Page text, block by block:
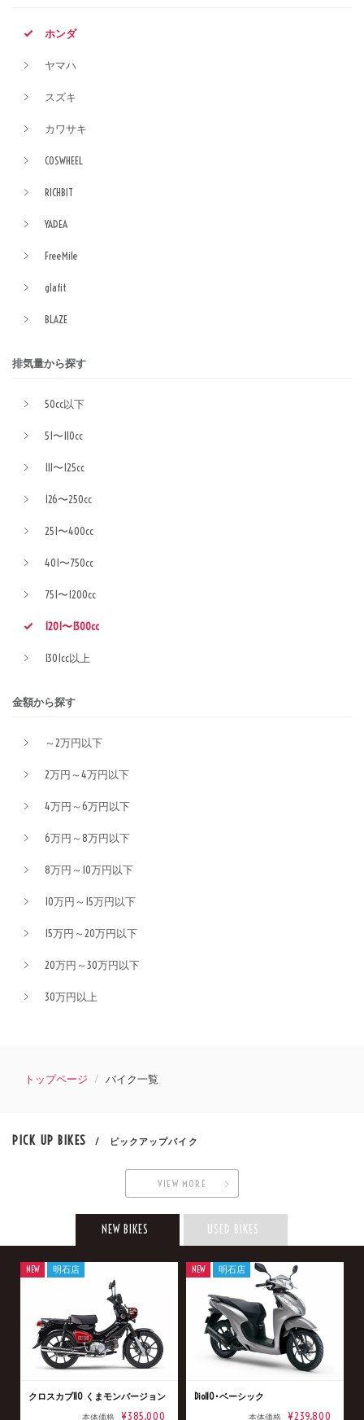
ホンダ
ヤマハ
スズキ
カワサキ
COSWHEEL
RICHBIT
YADEA
FreeMile
glafit
BLAZE
排気量から探す
50cc以下
51〜110cc
111〜125cc
126〜250cc
251〜400cc
401〜750cc
751〜1200cc
1201〜1300cc
1301cc以上
金額から探す
～2万円以下
2万円～4万円以下
4万円～6万円以下
6万円～8万円以下
8万円～10万円以下
10万円～15万円以下
15万円～20万円以下
20万円～30万円以下
30万円以上
トップページ バイク一覧
PICK UP BIKES / ピックアップバイク
VIEW MORE
NEW BIKES USED BIKES
クロスカブ110 くまモンバージョン
本体価格 ¥385,000
NEW 明石店
Dio110･ベーシック
本体価格 ¥239,800
NEW 明石店